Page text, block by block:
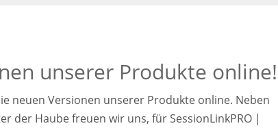
unserer Produkte online!
neuen Versionen unserer Produkte online. Neben
der Haube freuen wir uns, für SessionLinkPRO |